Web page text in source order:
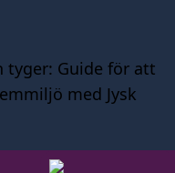
tyger: Guide för att
med Jysk